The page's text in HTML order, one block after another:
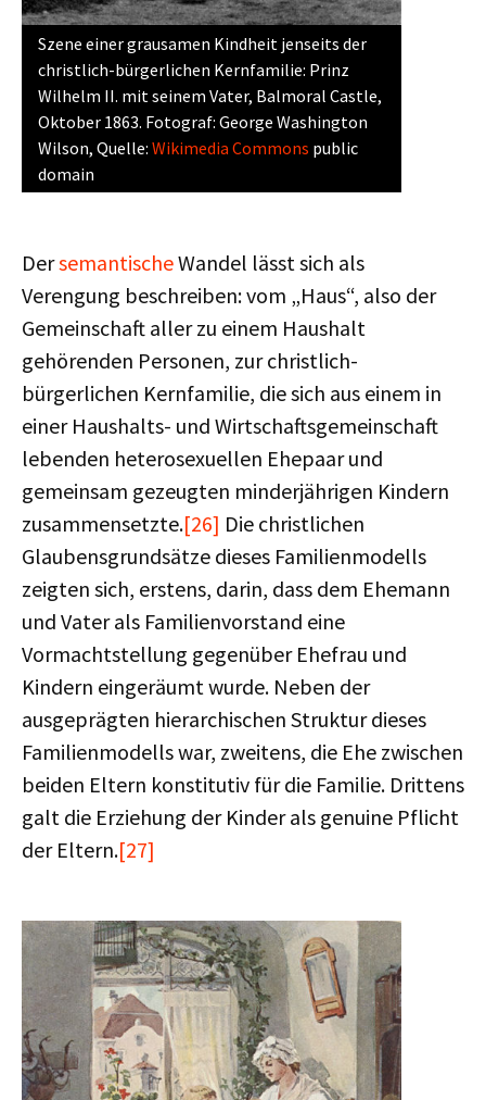
Szene einer grausamen Kindheit jenseits der
christlich-bürgerlichen Kernfamilie: Prinz
Wilhelm II. mit seinem Vater, Balmoral Castle,
Oktober 1863. Fotograf: George Washington
Wilson, Quelle: Wikimedia Commons public
domain
DersemantischeWandel lässt sich als
Verengung beschreiben: vom „Haus“, also der
Gemeinschaft aller zu einem Haushalt
gehörenden Personen, zur christlich-
bürgerlichen Kernfamilie, die sich aus einem in
einer Haushalts- und Wirtschaftsgemeinschaft
lebenden heterosexuellen Ehepaar und
gemeinsam gezeugten minderjährigen Kindern
zusammensetzte.[26] Die christlichen
Glaubensgrundsätze dieses Familienmodells
zeigten sich, erstens, darin, dass dem Ehemann
und Vater als Familienvorstand eine
Vormachtstellung gegenüber Ehefrau und
Kindern eingeräumt wurde. Neben der
ausgeprägten hierarchischen Struktur dieses
Familienmodells war, zweitens, die Ehe zwischen
beiden Eltern konstitutiv für die Familie. Drittens
galt die Erziehung der Kinder als genuine Pflicht
der Eltern.[27]